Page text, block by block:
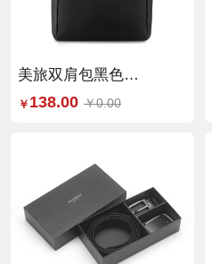
美旅双肩包黑色
（ND6*09001）
￥ 138.00 ￥0.00